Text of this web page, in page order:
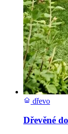
dřevo
Dřevěné